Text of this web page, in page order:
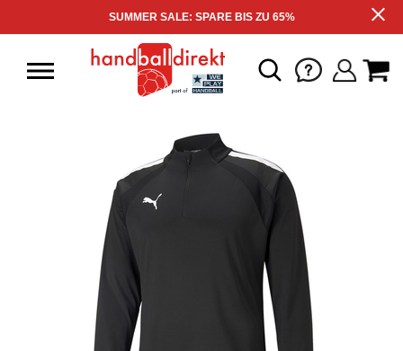
SUMMER SALE: SPARE BIS ZU 65%